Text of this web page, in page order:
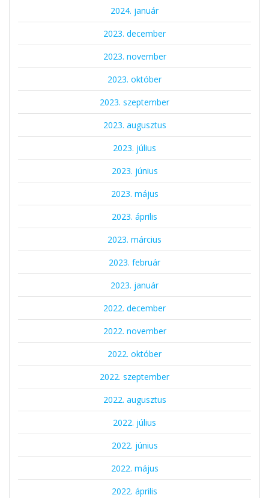
2024. január
2023. december
2023. november
2023. október
2023. szeptember
2023. augusztus
2023. július
2023. június
2023. május
2023. április
2023. március
2023. február
2023. január
2022. december
2022. november
2022. október
2022. szeptember
2022. augusztus
2022. július
2022. június
2022. május
2022. április